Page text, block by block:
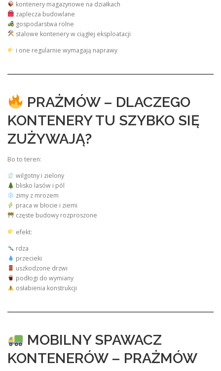
kontenery magazynowe na działkach
zaplecza budowlane
gospodarstwa rolne
stalowe kontenery w ciągłej eksploatacji
i one regularnie wymagają naprawy
PRAŻMÓW – DLACZEGO
KONTENERY TU SZYBKO SIĘ
ZUŻYWAJĄ?
Bo to teren:
wilgotny i zielony
blisko lasów i pól
zimy z mrozem
praca w błocie i ziemi
częste budowy rozproszone
efekt:
rdza
przecieki
uszkodzone drzwi
podłogi do wymiany
osłabienia konstrukcji
MOBILNY SPAWACZ
KONTENERÓW – PRAŻMÓW